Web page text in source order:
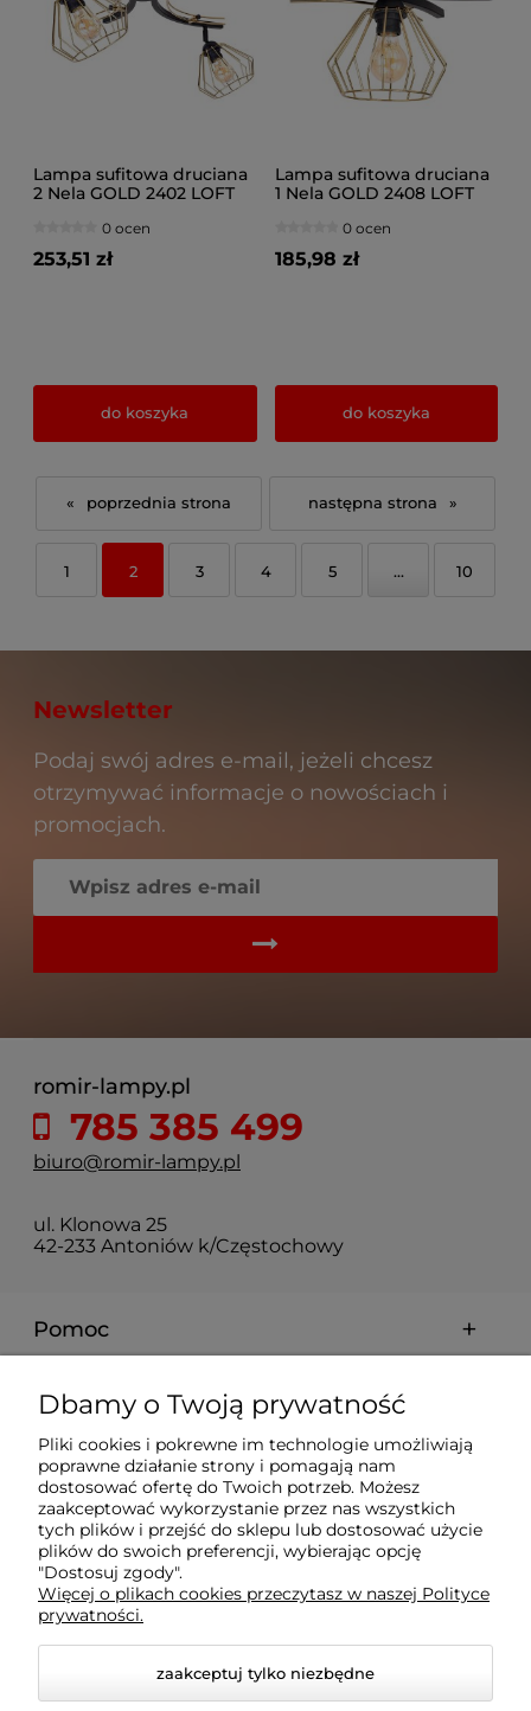
Lampa sufitowa druciana
2 Nela GOLD 2402 LOFT
0 ocen
253,51 zł
do koszyka
Lampa sufitowa druciana
1 Nela GOLD 2408 LOFT
0 ocen
185,98 zł
do koszyka
«
1 2 3 4 5 ... 10
»
Newsletter
Podaj swój adres e-mail, jeżeli chcesz
otrzymywać informacje o nowościach i
promocjach.
romir-lampy.pl
785 385 499
biuro@romir-lampy.pl
ul. Klonowa 25
42-233 Antoniów k/Częstochowy
Pomoc
Moje konto
Płatności i dostawa
Informacje
O nas
Dbamy o Twoją prywatność
Pliki cookies i pokrewne im technologie umożliwiają
poprawne działanie strony i pomagają nam
dostosować ofertę do Twoich potrzeb. Możesz
zaakceptować wykorzystanie przez nas wszystkich
tych plików i przejść do sklepu lub dostosować użycie
plików do swoich preferencji, wybierając opcję
"Dostosuj zgody".
Więcej o plikach cookies przeczytasz w naszej Polityce
prywatności.
zaakceptuj tylko niezbędne